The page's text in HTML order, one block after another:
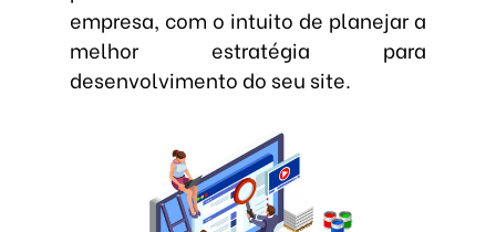
empresa, com o intuito de planejar a
melhor estratégia para
desenvolvimento do seu site.